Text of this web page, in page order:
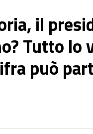
il
Tutto lo
può